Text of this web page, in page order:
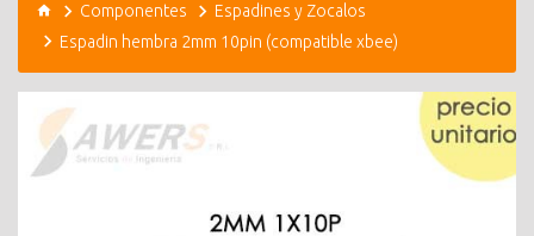
Componentes
Espadines y Zocalos
Espadin hembra 2mm 10pin (compatible xbee)